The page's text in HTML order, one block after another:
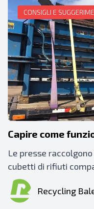
CONSIGLI E
Capire come
Le presse
cubetti di rifiuti
Recycling